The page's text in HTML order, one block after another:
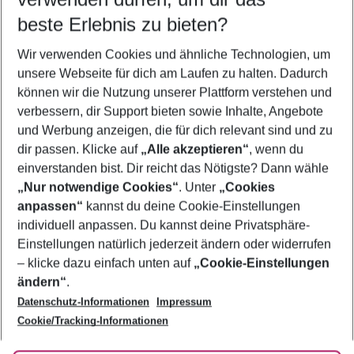
5-8 Nächte
2 Erwachsene Keine Kinder
Mehr Filter anzeigen
Footer
Footer navigation
Über uns
AGB
Bestpreisgarantie
Cookie-Einstellungen ändern
Cookie-Richtlinie
Agenturbetreuung
Barrierefreies Reisen
Folge uns
beste Erlebnis zu bieten?
Wir verwenden Cookies und ähnliche Technologien, um
unsere Webseite für dich am Laufen zu halten. Dadurch
können wir die Nutzung unserer Plattform verstehen und
verbessern, dir Support bieten sowie Inhalte, Angebote
und Werbung anzeigen, die für dich relevant sind und zu
dir passen. Klicke auf „Alle akzeptieren“, wenn du
einverstanden bist. Dir reicht das Nötigste? Dann wähle
„Nur notwendige Cookies“. Unter „Cookies
anpassen“ kannst du deine Cookie-Einstellungen
individuell anpassen. Du kannst deine Privatsphäre-
Einstellungen natürlich jederzeit ändern oder widerrufen
– klicke dazu einfach unten auf „Cookie-Einstellungen
ändern“.
Datenschutz-Informationen
Impressum
Cookie/Tracking-Informationen